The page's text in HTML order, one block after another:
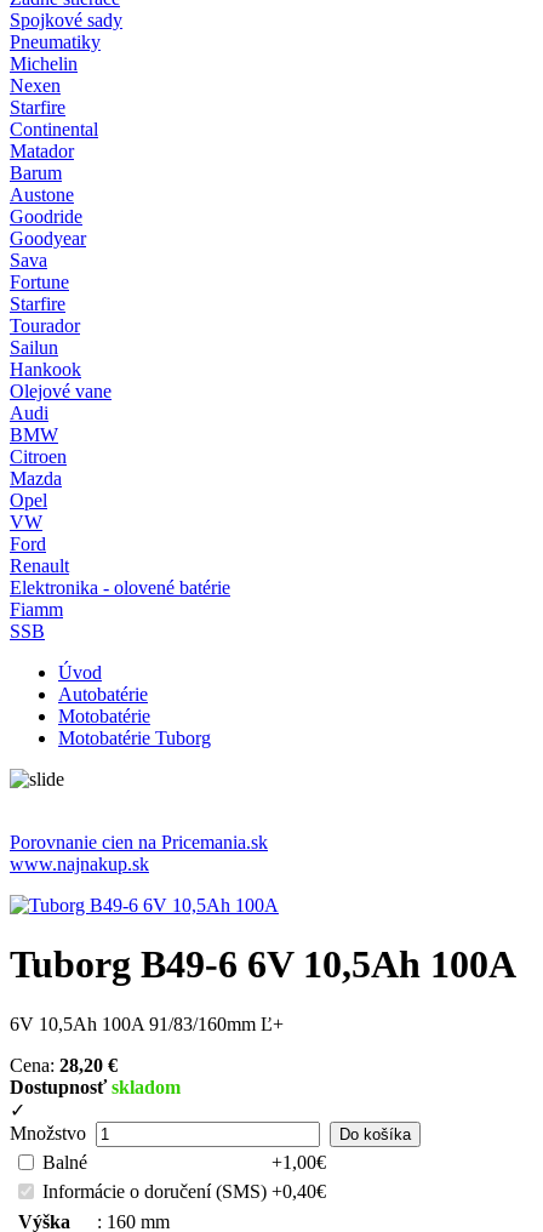
Spojkové sady
Pneumatiky
Michelin
Nexen
Starfire
Continental
Matador
Barum
Austone
Goodride
Goodyear
Sava
Fortune
Starfire
Tourador
Sailun
Hankook
Olejové vane
Audi
BMW
Citroen
Mazda
Opel
VW
Ford
Renault
Elektronika - olovené batérie
Fiamm
SSB
Úvod
Autobatérie
Motobatérie
Motobatérie Tuborg
Porovnanie cien na Pricemania.sk
www.najnakup.sk
Tuborg B49-6 6V 10,5Ah 100A
6V 10,5Ah 100A 91/83/160mm Ľ+
Cena: 28,20 €
Dostupnosť skladom
✓
Množstvo
Balné
+1,00€
Informácie o doručení (SMS) +0,40€
Výška
: 160 mm